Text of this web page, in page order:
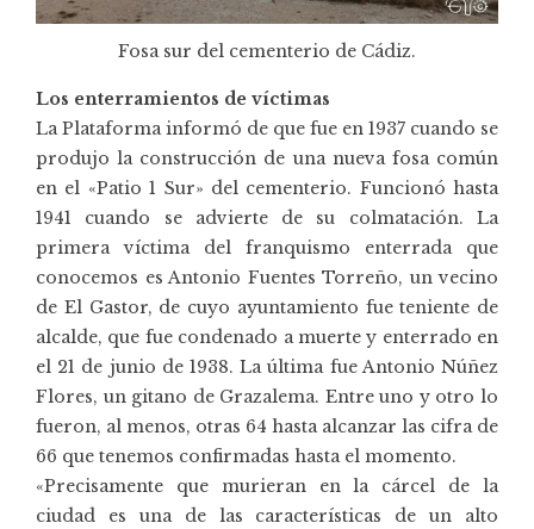
Fosa sur del cementerio de Cádiz.
Los enterramientos de víctimas
La Plataforma informó de que fue en 1937 cuando se
produjo la construcción de una nueva fosa común
en el «Patio 1 Sur» del cementerio. Funcionó hasta
1941 cuando se advierte de su colmatación. La
primera víctima del franquismo enterrada que
conocemos es Antonio Fuentes Torreño, un vecino
de El Gastor, de cuyo ayuntamiento fue teniente de
alcalde, que fue condenado a muerte y enterrado en
el 21 de junio de 1938. La última fue Antonio Núñez
Flores, un gitano de Grazalema. Entre uno y otro lo
fueron, al menos, otras 64 hasta alcanzar las cifra de
66 que tenemos confirmadas hasta el momento.
«Precisamente que murieran en la cárcel de la
ciudad es una de las características de un alto